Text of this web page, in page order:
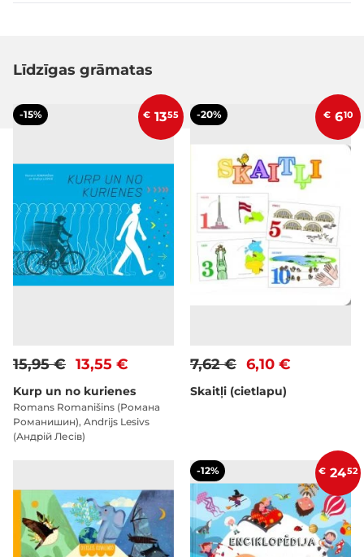
Līdzīgas grāmatas
-15% € 1355
13,55 €
15,95 €
Kurp un no kurienes
Romans Romanišins (Романа
Романишин), Andrijs Lesivs
(Андрій Лесів)
-20% € 610
6,10 €
7,62 €
Skaitļi (cietlapu)
-12% € 2452